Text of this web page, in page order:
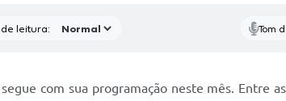
leitura: Tom
com sua programação neste mês. Entre